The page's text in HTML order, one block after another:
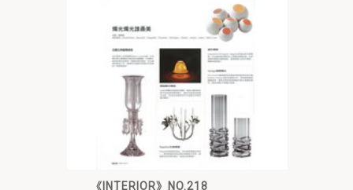
《INTERIOR》NO.218